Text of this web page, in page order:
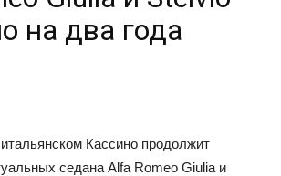
на два года
Кассино продолжит
седана Alfa Romeo Giulia и